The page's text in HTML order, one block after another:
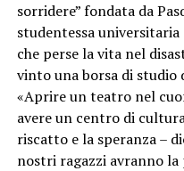
sorridere” fondata da
studentessa
che perse la vita nel
vinto una borsa di studio
«Aprire un teatro nel
avere un centro di
riscatto e la speranza –
nostri ragazzi avranno